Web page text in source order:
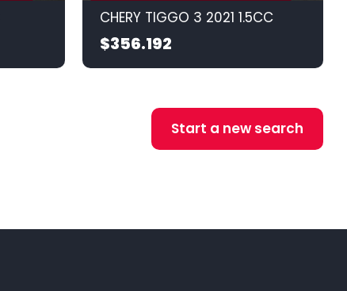
CHERY TIGGO 3 2021 1.5CC
$356.192
Start a new search